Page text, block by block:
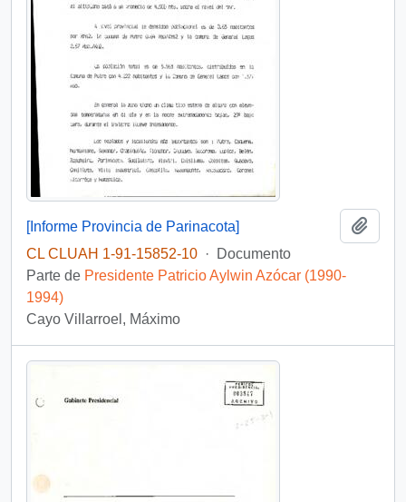
[Informe Provincia de Parinacota]
CL CLUAH 1-91-15852-10 ·
Documento
Parte de Presidente Patricio Aylwin Azócar (1990-
1994)
Cayo Villarroel, Máximo